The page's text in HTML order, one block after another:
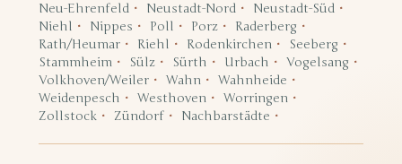
Neu-Ehrenfeld
Neustadt-Nord
Neustadt-Süd
Niehl
Nippes Poll Porz
Raderberg
Rath/Heumar
Riehl Rodenkirchen
Seeberg
Stammheim
Sülz Sürth Urbach
Vogelsang
Volkhoven/Weiler
Wahn
Wahnheide
Weidenpesch
Westhoven
Worringen
Zollstock
Zündorf Nachbarstädte